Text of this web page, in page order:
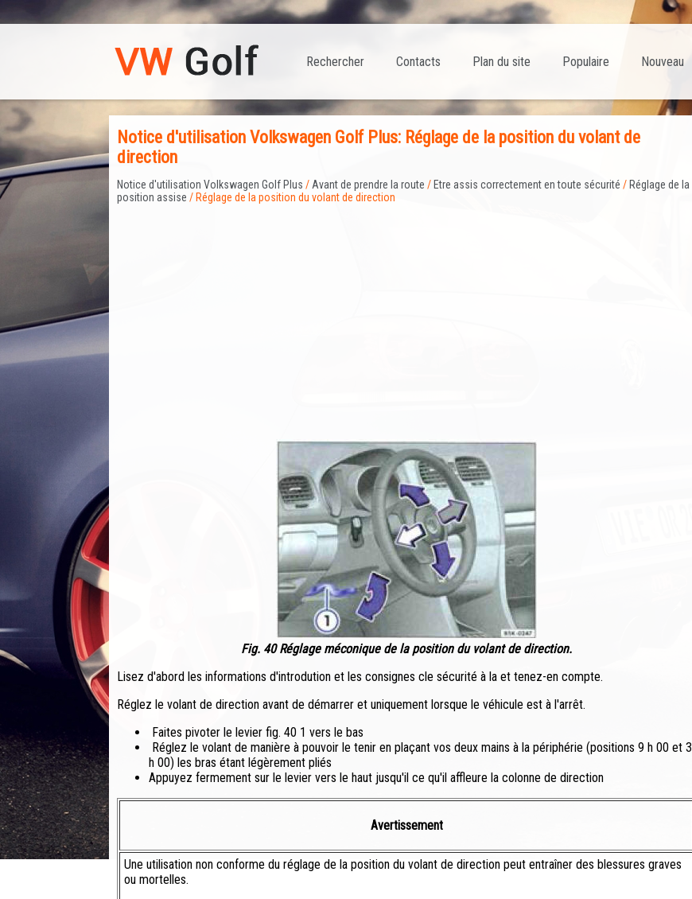
Nouveau
Populaire
Plan du site
Contacts
Rechercher
Notice d'utilisation Volkswagen Golf Plus: Réglage de la position du volant de
direction
Notice d'utilisation Volkswagen Golf Plus /Avant de prendre la route / Etre assis correctement en toute sécurité / Réglage de la
position assise / Réglage de la position du volant de direction
Fig. 40 Réglage méconique de la position du volant de direction.
Lisez d'abord les informations d'introdution et les consignes cle sécurité à la et tenez-en compte.
Réglez le volant de direction avant de démarrer et uniquement lorsque le véhicule est à l'arrêt.
Faites pivoter le levier fig. 40 1 vers le bas
Réglez le volant de manière à pouvoir le tenir en plaçant vos deux mains à la périphérie (positions 9 h 00 et 3
h 00) les bras étant légèrement pliés
Appuyez fermement sur le levier vers le haut jusqu'il ce qu'il affleure la colonne de direction
Avertissement
Une utilisation non conforme du réglage de la position du volant de direction peut entraîner des blessures graves
ou mortelles.